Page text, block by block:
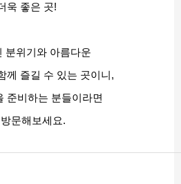
욱 좋은 곳!
분위기와 아름다운
께 즐길 수 있는 곳이니,
준비하는 분들이라면
문해보세요.